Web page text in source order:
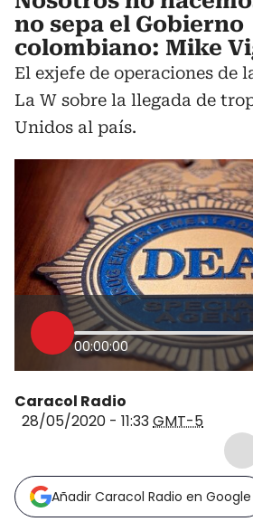
no sepa el Gobierno
colombiano: Mike
El exjefe de operaciones de
La W sobre la llegada de
Unidos al país.
00:00:00
Caracol Radio
28/05/2020 - 11:33GMT-5
Añadir Caracol Radio en Google